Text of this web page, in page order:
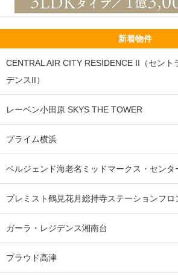
新着物件
CENTRAL AIR CITY RESIDENCE II（セント
デンスII）
レーベン小田原 SKYS THE TOWER
プライム横浜
ベルジェンド海老名ミッドマークス・センタ
プレミスト鶴見花月総持寺ステーションフロ
ガーラ・レジデンス湘南台
プラウド高津